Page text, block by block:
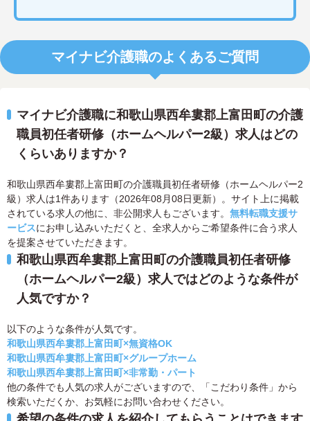
マイナビ介護職のよくあるご質問
マイナビ介護職に和歌山県西牟婁郡上富田町の介護
職員初任者研修（ホームヘルパー2級）求人はどの
くらいありますか？
和歌山県西牟婁郡上富田町の介護職員初任者研修（ホームヘルパー2
級）求人は1件あります（2026年08月08日更新）。サイト上に掲載
されている求人の他に、非公開求人もございます。 無料転職支援サ
ービスにお申し込みいただくと、全求人からご希望条件に合う求人
を提案させていただきます。
和歌山県西牟婁郡上富田町の介護職員初任者研修
（ホームヘルパー2級）求人ではどのような条件が
人気ですか？
以下のような条件が人気です。
和歌山県西牟婁郡上富田町×無資格OK
和歌山県西牟婁郡上富田町×グループホーム
和歌山県西牟婁郡上富田町×非常勤・パート
他の条件でも人気の求人がございますので、「こだわり条件」から
検索いただくか、お気軽にお問い合わせください。